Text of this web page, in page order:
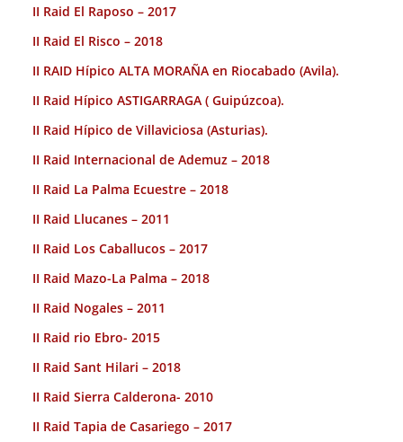
II Raid El Raposo – 2017
II Raid El Risco – 2018
II RAID Hípico ALTA MORAÑA en Riocabado (Avila).
II Raid Hípico ASTIGARRAGA ( Guipúzcoa).
II Raid Hípico de Villaviciosa (Asturias).
II Raid Internacional de Ademuz – 2018
II Raid La Palma Ecuestre – 2018
II Raid Llucanes – 2011
II Raid Los Caballucos – 2017
II Raid Mazo-La Palma – 2018
II Raid Nogales – 2011
II Raid rio Ebro- 2015
II Raid Sant Hilari – 2018
II Raid Sierra Calderona- 2010
II Raid Tapia de Casariego – 2017